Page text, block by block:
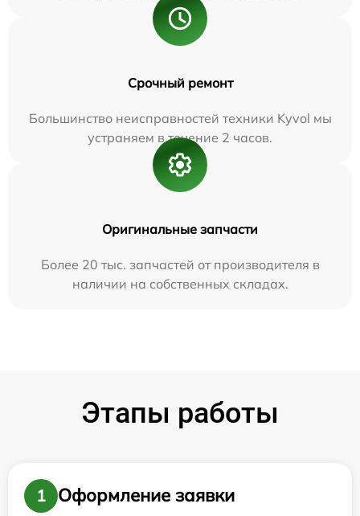
Срочный ремонт
Большинство неисправностей техники Kyvol мы
устраняем в течение 2 часов.
Оригинальные запчасти
Более 20 тыс. запчастей от производителя в
наличии на собственных складах.
Этапы работы
1
Оформление заявки